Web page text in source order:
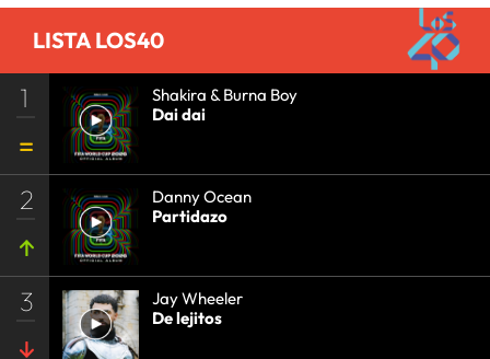
LISTA LOS40
1
Shakira & Burna Boy
Dai dai
2
Danny Ocean
Partidazo
3
Jay Wheeler
De lejitos